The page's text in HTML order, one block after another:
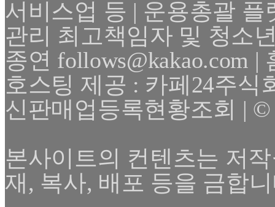
서비스업 등 | 운용총괄
관리 최고책임자 및 청소
종연 follows@kakao.com
호스팅 제공 : 카페24주식
신판매업등록현황조회 | ©
본사이트의 컨텐츠는 저
재, 복사, 배포 등을 금합